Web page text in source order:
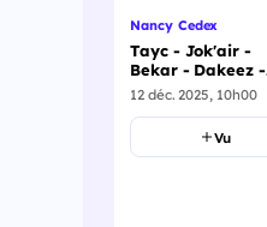
Nancy Cedex
Tayc - Jok'air -
Bekar - Dakeez -
Nancy Cedex - 1
juillet 2026
12 déc. 2025, 10h00
Vu